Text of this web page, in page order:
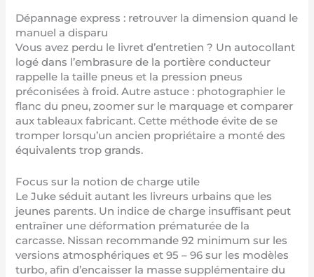
Dépannage express : retrouver la dimension quand le
manuel a disparu
Vous avez perdu le livret d’entretien ? Un autocollant
logé dans l’embrasure de la portière conducteur
rappelle la taille pneus et la pression pneus
préconisées à froid. Autre astuce : photographier le
flanc du pneu, zoomer sur le marquage et comparer
aux tableaux fabricant. Cette méthode évite de se
tromper lorsqu’un ancien propriétaire a monté des
équivalents trop grands.
Focus sur la notion de charge utile
Le Juke séduit autant les livreurs urbains que les
jeunes parents. Un indice de charge insuffisant peut
entraîner une déformation prématurée de la
carcasse. Nissan recommande 92 minimum sur les
versions atmosphériques et 95 – 96 sur les modèles
turbo, afin d’encaisser la masse supplémentaire du